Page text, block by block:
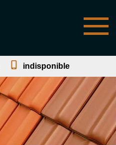
indisponible